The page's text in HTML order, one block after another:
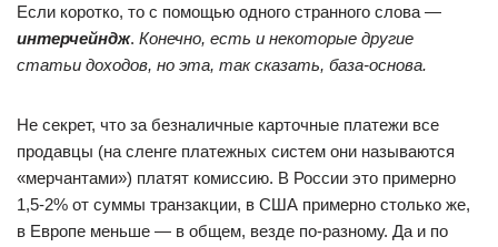
Если коротко, то с помощью одного странного слова —
интерчейндж. Конечно, есть и некоторые другие
статьи доходов, но эта, так сказать, база-основа.
Не секрет, что за безналичные карточные платежи все
продавцы (на сленге платежных систем они называются
«мерчантами») платят комиссию. В России это примерно
1,5-2% от суммы транзакции, в США примерно столько же,
в Европе меньше — в общем, везде по-разному. Да и по